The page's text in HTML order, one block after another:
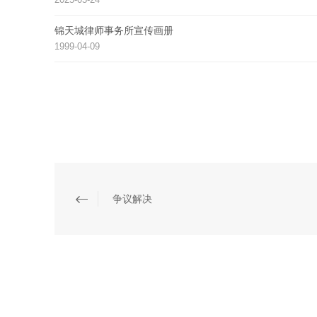
锦天城律师事务所宣传画册
1999-04-09
争议解决